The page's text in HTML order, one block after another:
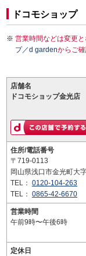
ドコモショップ
営業時間などは変更
プ／d gardenからご確
店舗名
ドコモショップ金光店
住所/電話番号
〒719-0113
岡山県浅口市金光町大
TEL： 0120-104-263
TEL： 0865-42-6670
営業時間
午前9時〜午後6時
定休日